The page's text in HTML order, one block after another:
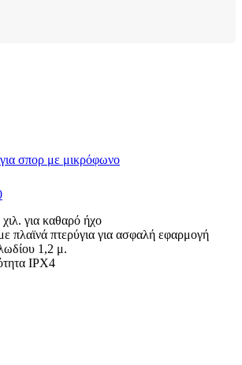
σπορ με μικρόφωνο
για καθαρό ήχο
πλαϊνά πτερύγια για ασφαλή εφαρμογή
1,2 μ.
IPX4